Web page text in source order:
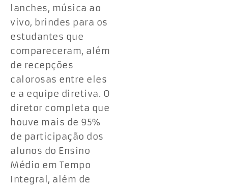
lanches, música ao
vivo, brindes para os
estudantes que
compareceram, além
de recepções
calorosas entre eles
e a equipe diretiva. O
diretor completa que
houve mais de 95%
de participação dos
alunos do Ensino
Médio em Tempo
Integral, além de